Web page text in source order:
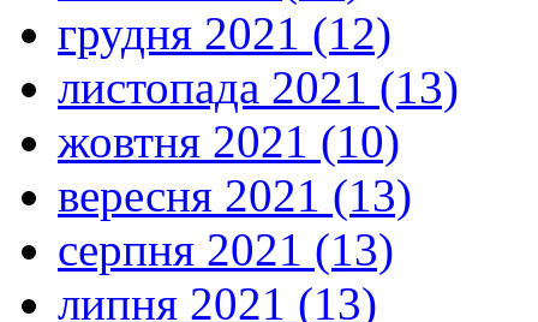
грудня 2021 (12)
листопада 2021 (13)
жовтня 2021 (10)
вересня 2021 (13)
серпня 2021 (13)
липня 2021 (13)